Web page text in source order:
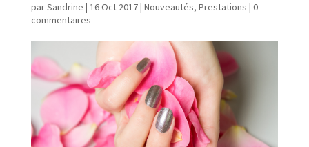
parSandrine | 16 Oct 2017| Nouveautés, Prestations | 0
commentaires